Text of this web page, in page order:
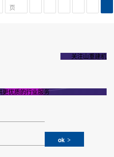
页
关注山重建机
更优质的行业服务
ok